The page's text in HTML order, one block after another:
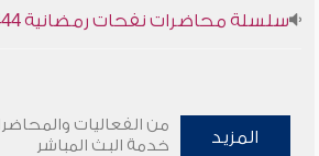
سلسلة محاضرات نفحات رمضانية 1444هـ
المزيد
من الفعاليات
خدمة البث المباشر